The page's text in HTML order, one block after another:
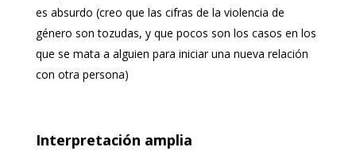
es absurdo (creo que las cifras de la violencia de
género son tozudas, y que pocos son los casos en los
que se mata a alguien para iniciar una nueva relación
con otra persona)
Interpretación amplia